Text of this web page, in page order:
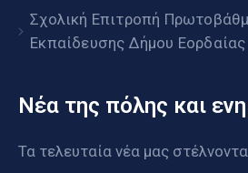
Σχολική Επιτροπή
Εκπαίδευσης Δήμου Εορδαίας
Νέα της πόλης και
Τα τελευταία νέα μας